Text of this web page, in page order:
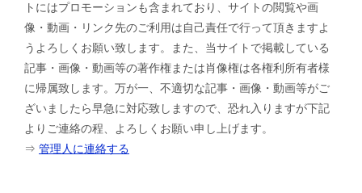
トにはプロモーションも含まれており、サイトの閲覧や画
像・動画・リンク先のご利用は自己責任で行って頂きますよ
うよろしくお願い致します。また、当サイトで掲載している
記事・画像・動画等の著作権または肖像権は各権利所有者様
に帰属致します。万が一、不適切な記事・画像・動画等がご
ざいましたら早急に対応致しますので、恐れ入りますが下記
よりご連絡の程、よろしくお願い申し上げます。
⇒ 管理人に連絡する